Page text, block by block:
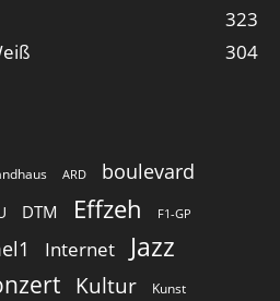
323
304
ARD boulevard
DTM Effzeh F1-GP
Internet Jazz
Kultur Kunst